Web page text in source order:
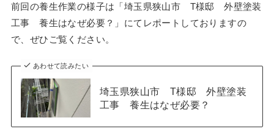
前回の養生作業の様子は「埼玉県狭山市 T様邸 外壁塗装
工事 養生はなぜ必要？」にてレポートしておりますの
で、ぜひご覧ください。
あわせて読みたい
埼玉県狭山市 T様邸 外壁塗装
工事 養生はなぜ必要？